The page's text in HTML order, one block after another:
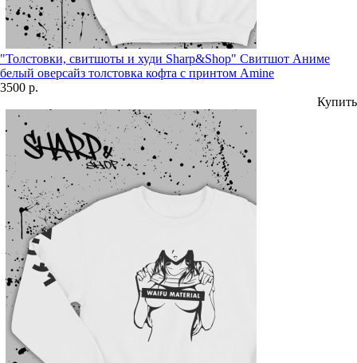
"Толстовки, свитшоты и худи Sharp&Shop" Свитшот Аниме
белый оверсайз толстовка кофта с принтом Amine
3500 р.
Купить